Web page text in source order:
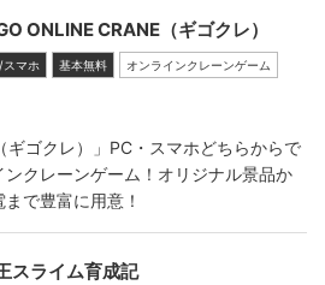
ONLINE CRANE（ギゴクレ）
スマホ 基本無料 オンラインクレーンゲーム
ギゴクレ）」PC・スマホどちらからで
クレーンゲーム！オリジナル景品か
で豊富に用意！
スライム育成記